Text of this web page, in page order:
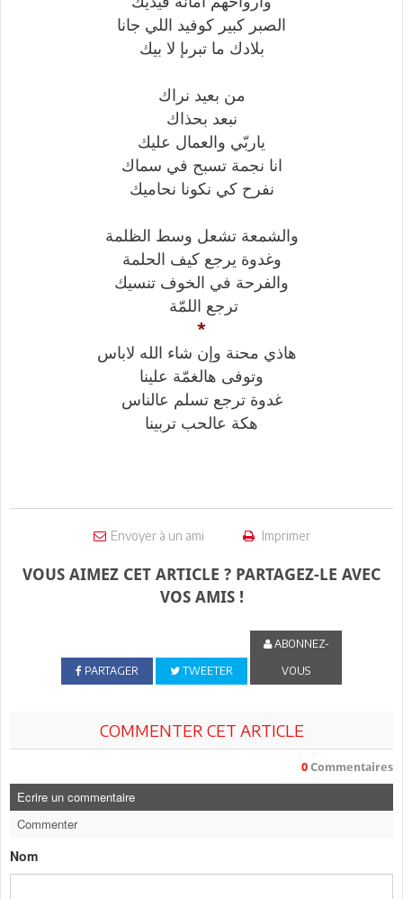
الصبر كبير كوفيد اللي جانا
بلادك ما تبرىإ لا بيك
من بعيد نراك
نبعد بحذاك
ياربّي والعمال عليك
انا نجمة تسبح في سماك
نفرح كي نكونا نحاميك
والشمعة تشعل وسط الظلمة
وغدوة يرجع كيف الحلمة
والفرحة في الخوف تنسيك
ترجع اللمّة
*
وتوفى هالغمّة علينا
غدوة ترجع تسلم عالناس
هكة عالحب تربينا
Envoyer à un ami Imprimer
VOUS AIMEZ CET ARTICLE ? PARTAGEZ-LE AVEC
VOS AMIS !
PARTAGER TWEETER
ABONNEZ-
VOUS
COMMENTER CET ARTICLE
0 Commentaires
Ecrire un commentaire
Commenter
Nom